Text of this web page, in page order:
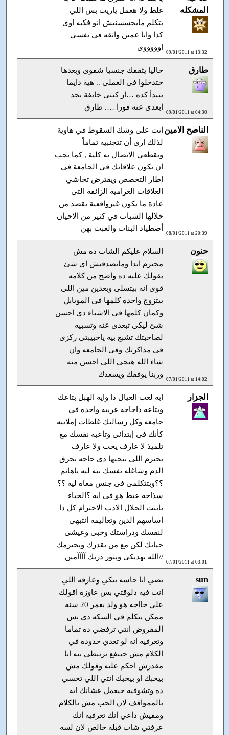
المشكله
09/01/2011 at 13:32
غلط ولا هعمل ياريت بس اللي
يتكلم مايحسسنيش انو فكيه اوى
كدا وانا عمتن واثقه في نفسي
اوووووى
طارق
09/01/2011 at 04:30
حاليا يثقفك جنسيا شفوى وبعدها
حتدخلوا فى العملى .. هية دايما
بتبدأ كده …از كنتى خايفة بجد
ابعدى عنه فورا …. طارق
الناصح الامين
08/01/2011 at 20:39
انت على وشك السقوط في هاوية
لذلك ارى أن تتجنبيه تماماً
وتقطعي الاتصال به كلية , كما يجب
ان تكون علاقاتك في الجامعة في
إطار التخصص ويفترض تحاشي
العلاقات الغرامية الزائفة التي
عادة ما تكون غيرواقعية يقصد من
خلالها الشباب في كثير من الاحيان
أصطياد البنات والعبث بهن
حنون
07/01/2011 at 14:02
السلام عليكم الشاب ده مش
محترم ابدا وماتصدقيش اى شئ
يقولك عليه ده واضح من كلامه
قوى انه بيتسلى وبعدين مين اللى
بيتزوج واحده كلمها فى الموبايل
وكمان كلمها فى الاشياء دى احسن
شئ ليكى تبعدى عنه وتسبيه
لصاحبتك تشبع بيه ياحبيبتى ركزى
فى مذاكرتك وفى الجامعه وان
شاء الله هيجى اللى احسن منه
وربنا يوفقك ويسعدك
الجزار
07/01/2011 at 03:01
ابه لعب العيال دا وايه الهبل بتاعك
وبتاعه داحاجه غريبه واحده فى
جامعه وكل رسالتك غلطات إملائيه
كأنك فى إبتدائى وتاعبه نفسك مع
تلميذ لا عارف يحب ولا عارف
يحترم اللى بيحبها دى حاجه تحرق
الدم وشاغله نفسك بيه ليه ياهانم
؟؟وبتتكلمى فى جنس معاه ليه ؟؟
سذاجه عبط هو فى ايه ؟الحياء
يابنت الحلال الادب الاحترام كل دا
اساسهم الدين وتعاليمه انتبهى
لنفسك ودراستك وحبى وعيشى
حياتك لكن مع من يقدرك ويحترمك
//الله يهديكى وينور دربك آآآآمين
sun
بصي انا حاسه بيكي وعارفه اللي
انت فيه دلوقتي بس عاوزة اقولك
علي حااجه هو ولد بعمر 20 سنه
ممكن يتكلم في السكه دي بس
المفروض انتي ترفضي ده تماما
وتعرفيه انه لو تعدي حدوده في
الكلام مش حينفع ترتبطي بيه انا
مقدرش احكم عليه وقولك مش
بيحبك او بيحبك انتي اللي تحسي
ده وتشوفيه حيعمل عشانك ايه
بالممواقف لان الحب مش بالكلام
ومفيش داعي انك تعرفيه انك
عرفتي شاب قبله خالص لان لسه